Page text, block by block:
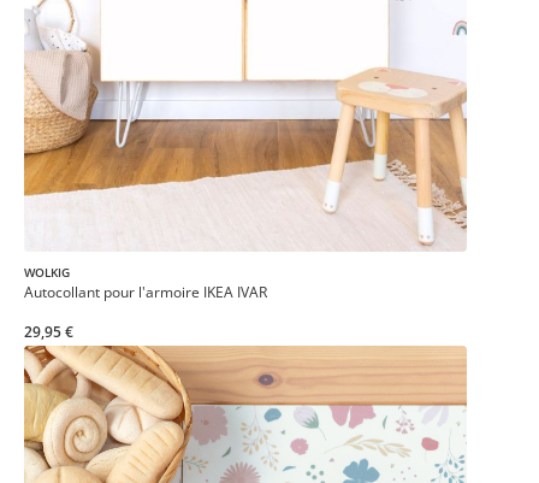
WOLKIG
Autocollant pour l'armoire IKEA IVAR
29,95 €